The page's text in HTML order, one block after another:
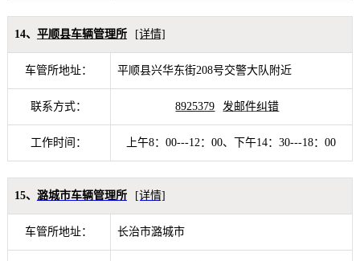
14、 平顺县车辆管理所 [详情]
车管所地址： 平顺县兴华东街208号交警大队附近
联系方式： 8925379 发邮件纠错
工作时间： 上午8：00---12：00、下午14：30---18：00
15、 潞城市车辆管理所 [详情]
车管所地址： 长治市潞城市